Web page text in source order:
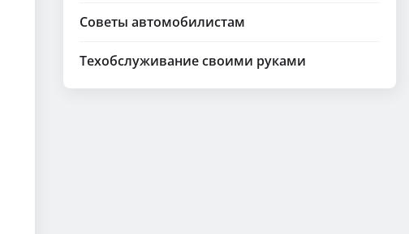
Советы автомобилистам
Техобслуживание своими руками